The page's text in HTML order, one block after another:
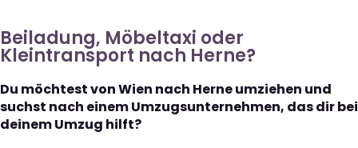
Beiladung, Möbeltaxi oder
Kleintransport nach Herne?
Du möchtest von Wien nach Herne umziehen und
suchst nach einem Umzugsunternehmen, das dir bei
deinem Umzug hilft?